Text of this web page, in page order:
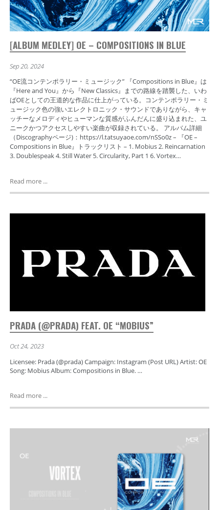
[ALBUM MEDLEY] OE – COMPOSITIONS IN BLUE
Sep 20, 2024
“OE流コンテンポラリー・ミュージック” 『Compositions in Blue』は
『Here and You』から『New Classics』までの路線を踏襲した、いわ
ばOEとしての王道的な作品に仕上がっている。コンテンポラリー・ミ
ュージック色の強いエレクトロニック・サウンドでありながら、キャ
ッチーなメロディやヒューマンな質感がふんだんに盛り込まれた、ユ
ニークかつアクセスしやすい楽曲が収録されている。 アルバム詳細
（Discographyページ)：https://l.tatsuyaoe.com/nSSo0z – 『OE –
Compositions in Blue』トラックリスト – 1. Mobius 2. Reincarnation
3. Doublespeak 4. Still Water 5. Circularity, Part 1 6. Vortex…
Read more ...
PRADA (@PRADA) FEAT. OE “MOBIUS”
Oct 24, 2023
Licensee: Prada (@prada) Campaign: Instagram (Post URL) Artist: OE
Song: Mobius Album: Compositions in Blue. …
Read more ...